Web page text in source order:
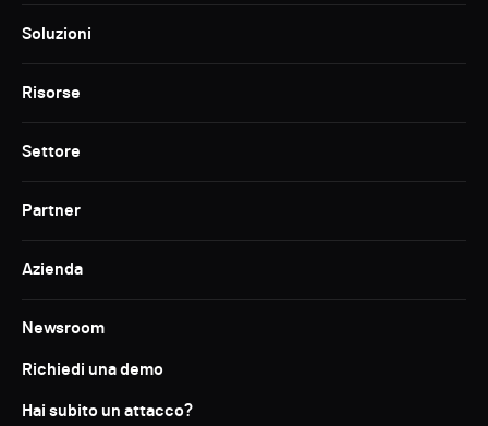
Soluzioni
Risorse
Settore
Partner
Azienda
Newsroom
Richiedi una demo
Hai subito un attacco?